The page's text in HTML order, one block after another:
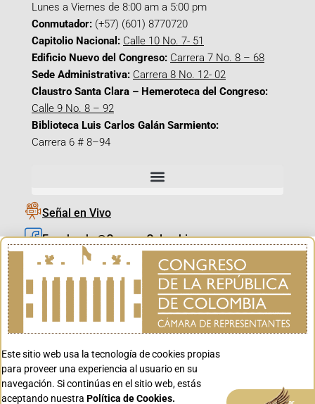
Lunes a Viernes de 8:00 am a 5:00 pm
Conmutador: (+57) (601) 8770720
Capitolio Nacional: Calle 10 No. 7- 51
Edificio Nuevo del Congreso: Carrera 7 No. 8 – 68
Sede Administrativa: Carrera 8 No. 12- 02
Claustro Santa Clara – Hemeroteca del Congreso:
Calle 9 No. 8 – 92
Biblioteca Luis Carlos Galán Sarmiento:
Carrera 6 # 8–94
Señal en Vivo
Facebook_@CamaraColombia
Instagram_@CamaraColombia
X_@CamaraColombia
Youtube_@CamaraColombia
Youtube_@CanalCongreso
Este sitio web usa la tecnología de cookies propias
para proveer una experiencia al usuario en su
navegación. Si continúas en el sitio web, estás
aceptando nuestra Política de Cookies. Aceptar